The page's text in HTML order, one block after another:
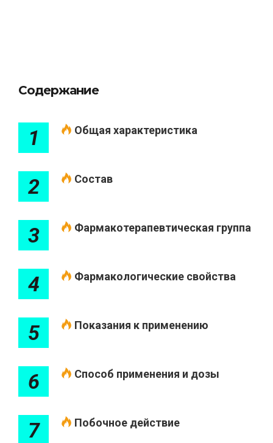
Содержание
1 Общая характеристика
2 Состав
3 Фармакотерапевтическая группа
4 Фармакологические свойства
5 Показания к применению
6 Способ применения и дозы
7 Побочное действие